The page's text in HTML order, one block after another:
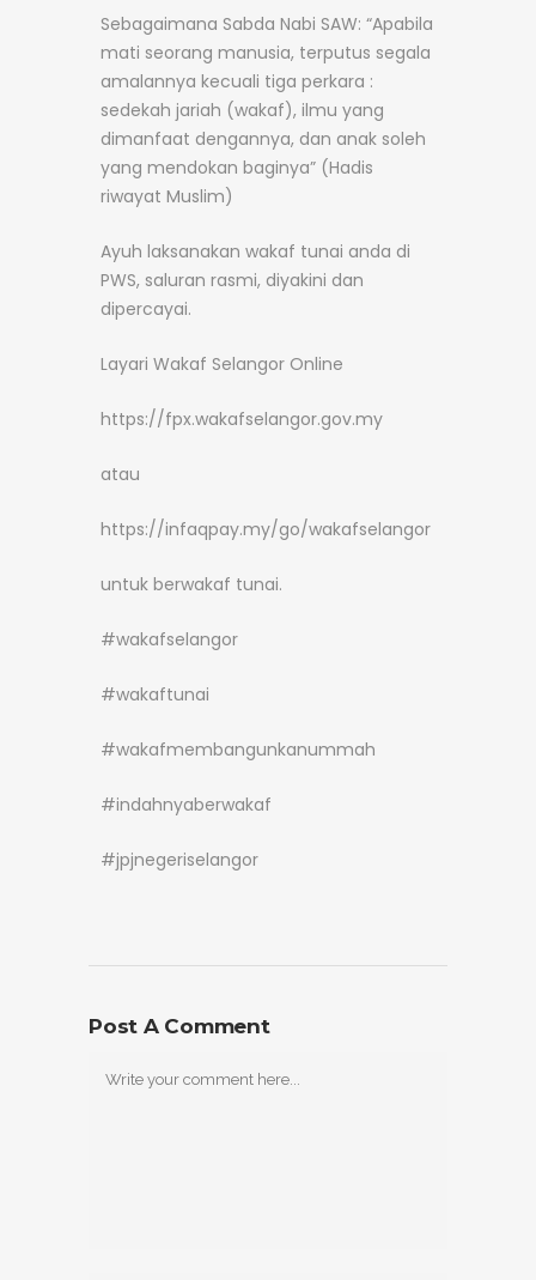
Sebagaimana Sabda Nabi SAW: “Apabila
mati seorang manusia, terputus segala
amalannya kecuali tiga perkara :
sedekah jariah (wakaf), ilmu yang
dimanfaat dengannya, dan anak soleh
yang mendokan baginya” (Hadis
riwayat Muslim)
Ayuh laksanakan wakaf tunai anda di
PWS, saluran rasmi, diyakini dan
dipercayai.
Layari Wakaf Selangor Online
https://fpx.wakafselangor.gov.my
atau
https://infaqpay.my/go/wakafselangor
untuk berwakaf tunai.
#wakafselangor
#wakaftunai
#wakafmembangunkanummah
#indahnyaberwakaf
#jpjnegeriselangor
Post A Comment